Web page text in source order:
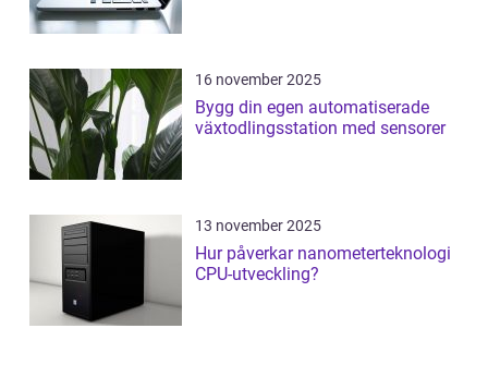
16 november 2025
Bygg din egen automatiserade
växtodlingsstation med sensorer
13 november 2025
Hur påverkar nanometerteknologi
CPU-utveckling?